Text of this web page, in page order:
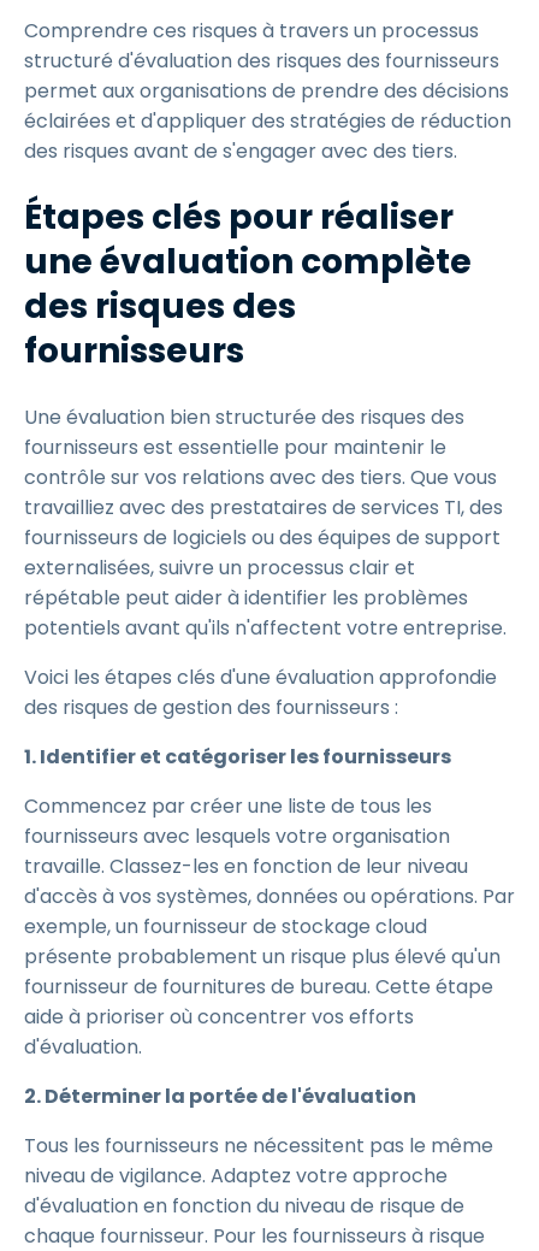
Comprendre ces risques à travers un processus
structuré d'évaluation des risques des fournisseurs
permet aux organisations de prendre des décisions
éclairées et d'appliquer des stratégies de réduction
des risques avant de s'engager avec des tiers.
Étapes clés pour réaliser
une évaluation complète
des risques des
fournisseurs
Une évaluation bien structurée des risques des
fournisseurs est essentielle pour maintenir le
contrôle sur vos relations avec des tiers. Que vous
travailliez avec des prestataires de services TI, des
fournisseurs de logiciels ou des équipes de support
externalisées, suivre un processus clair et
répétable peut aider à identifier les problèmes
potentiels avant qu'ils n'affectent votre entreprise.
Voici les étapes clés d'une évaluation approfondie
des risques de gestion des fournisseurs :
1. Identifier et catégoriser les fournisseurs
Commencez par créer une liste de tous les
fournisseurs avec lesquels votre organisation
travaille. Classez-les en fonction de leur niveau
d'accès à vos systèmes, données ou opérations. Par
exemple, un fournisseur de stockage cloud
présente probablement un risque plus élevé qu'un
fournisseur de fournitures de bureau. Cette étape
aide à prioriser où concentrer vos efforts
d'évaluation.
2. Déterminer la portée de l'évaluation
Tous les fournisseurs ne nécessitent pas le même
niveau de vigilance. Adaptez votre approche
d'évaluation en fonction du niveau de risque de
chaque fournisseur. Pour les fournisseurs à risque